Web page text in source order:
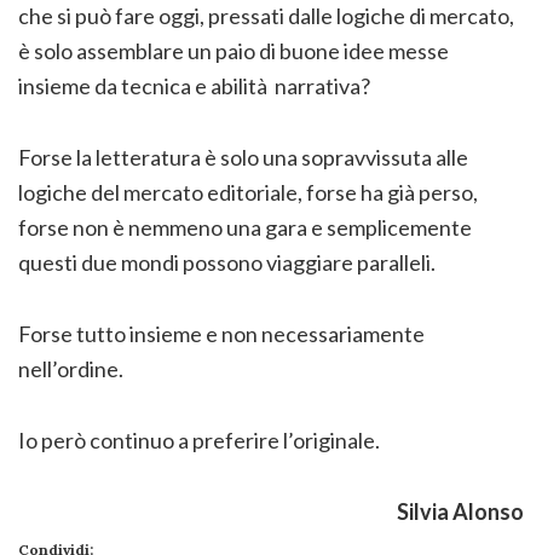
che si può fare oggi, pressati dalle logiche di mercato,
è solo assemblare un paio di buone idee messe
insieme da tecnica e abilità narrativa?
Forse la letteratura è solo una sopravvissuta alle
logiche del mercato editoriale, forse ha già perso,
forse non è nemmeno una gara e semplicemente
questi due mondi possono viaggiare paralleli.
Forse tutto insieme e non necessariamente
nell’ordine.
Io però continuo a preferire l’originale.
Silvia Alonso
Condividi: